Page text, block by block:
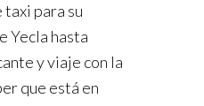
para su
Yecla hasta
y viaje con la
que está en